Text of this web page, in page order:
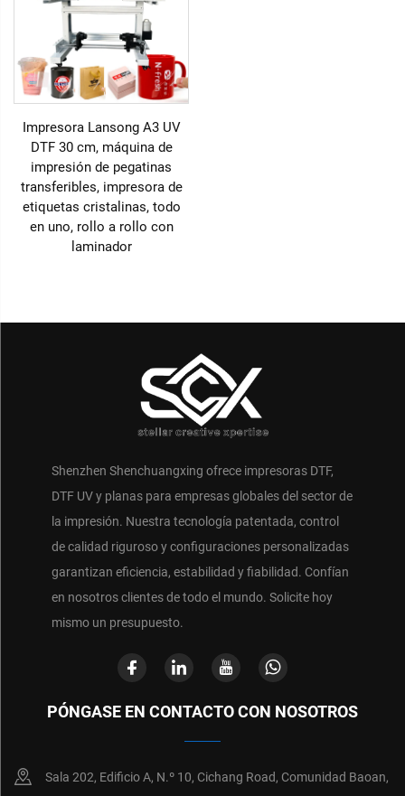
Impresora Lansong A3 UV
DTF 30 cm, máquina de
impresión de pegatinas
transferibles, impresora de
etiquetas cristalinas, todo
en uno, rollo a rollo con
laminador
Shenzhen Shenchuangxing ofrece impresoras DTF,
DTF UV y planas para empresas globales del sector de
la impresión. Nuestra tecnología patentada, control
de calidad riguroso y configuraciones personalizadas
garantizan eficiencia, estabilidad y fiabilidad. Confían
en nosotros clientes de todo el mundo. Solicite hoy
mismo un presupuesto.
PÓNGASE EN CONTACTO CON NOSOTROS
Sala 202, Edificio A, N.º 10, Cichang Road, Comunidad Baoan,